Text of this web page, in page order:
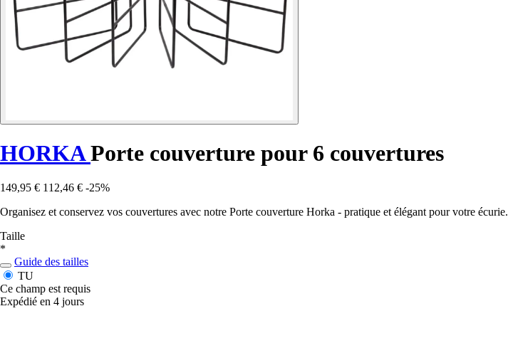
HORKAPorte couverture pour 6 couvertures
149,95 € 112,46 € -25%
Organisez et conservez vos couvertures avec notre Porte couverture Horka - pratique et élégant pour votre écurie.
Taille
*
Guide des tailles
TU
Ce champ est requis
Expédié en 4 jours